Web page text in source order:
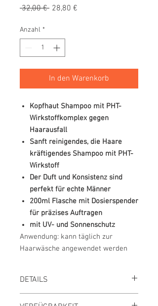
32,00 € Standardpreis
28,80 €
Anzahl *
In den Warenkorb
Kopfhaut Shampoo mit PHT-
Wirkstoffkomplex gegen
Haarausfall
Sanft reinigendes, die Haare
kräftigendes Shampoo mit PHT-
Wirkstoff
Der Duft und Konsistenz sind
perfekt für echte Männer
200ml Flasche mit Dosierspender
für präzises Auftragen
mit UV- und Sonnenschutz
Anwendung: kann täglich zur
Haarwäsche angewendet werden
DETAILS